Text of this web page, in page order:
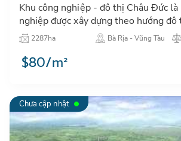
Khu công nghiệp - đô thị Châu Đức là
nghiệp được xây dựng theo hướng đô
hiện đại với đầy đủ tiện ích về hạ
xuất…
2287ha Bà Rịa - Vũng Tàu
$80/m²
Chưa cập nhật